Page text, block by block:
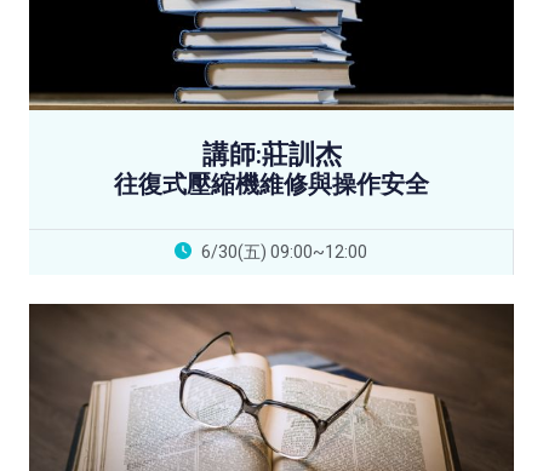
講師:莊訓杰
往復式壓縮機維修與操作安全
6/30(五) 09:00~12:00